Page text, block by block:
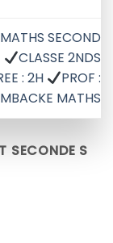
SECOND
CLASSE 2NDS
: 2H
PROF :
MBACKE MATHS
SECONDE S